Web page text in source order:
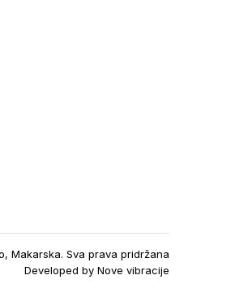
Makarska. Sva prava pridržana
Developed byNove vibracije